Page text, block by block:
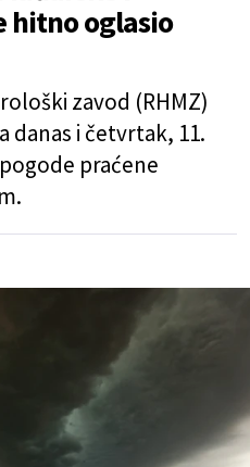
hitno oglasio
zavod (RHMZ)
danas i četvrtak, 11.
praćene